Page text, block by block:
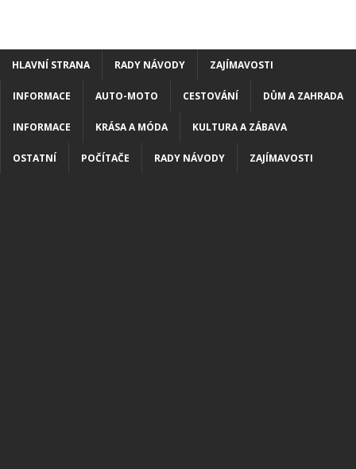
HLAVNÍ STRANA RADY NÁVODY ZAJÍMAVOSTI
INFORMACE AUTO-MOTO CESTOVÁNÍ DŮM A ZAHRADA
INFORMACE KRÁSA A MÓDA KULTURA A ZÁBAVA
OSTATNÍ POČÍTAČE RADY NÁVODY ZAJÍMAVOSTI